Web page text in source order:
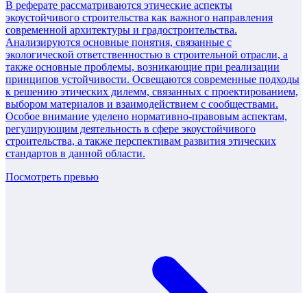
В реферате рассматриваются этические аспекты
экоустойчивого строительства как важного направления
современной архитектуры и градостроительства.
Анализируются основные понятия, связанные с
экологической ответственностью в строительной отрасли, а
также основные проблемы, возникающие при реализации
принципов устойчивости. Освещаются современные подходы
к решению этических дилемм, связанных с проектированием,
выбором материалов и взаимодействием с сообществами.
Особое внимание уделено нормативно-правовым аспектам,
регулирующим деятельность в сфере экоустойчивого
строительства, а также перспективам развития этических
стандартов в данной области.
Посмотреть превью